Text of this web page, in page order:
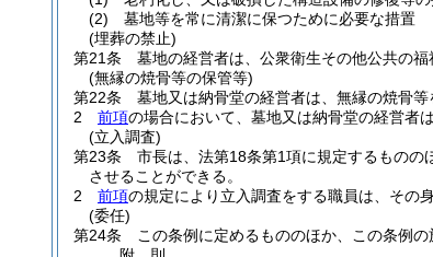
(2)
墓地等を常に清潔に保つために必要な措置
(埋葬の禁止)
第21条
墓地の経営者は、公衆衛生その他公共の
(無縁の焼骨等の保管等)
第22条
墓地又は納骨堂の経営者は、無縁の焼骨
2
前項の場合において、墓地又は納骨堂の経営者は
(立入調査)
第23条
市長は、法第18条第1項に規定するものの
させることができる。
2
前項の規定により立入調査をする職員は、その
(委任)
第24条
この条例に定めるもののほか、この条例